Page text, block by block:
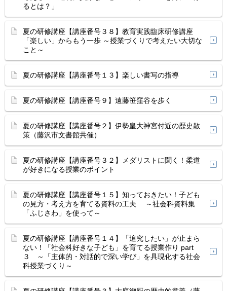
るとは？」
夏の研修講座【講座番号３８】教育実践臨床研修講座
「楽しい」からもう一歩 ～授業づくりで考えたい大切な
こと～
夏の研修講座【講座番号１３】楽しい書写の指導
夏の研修講座【講座番号９】遠藤笹窪谷を歩く
夏の研修講座【講座番号２】伊勢皇大神宮付近の歴史散
策（藤沢市文書館共催）
夏の研修講座【講座番号３２】メダリストに聞く！柔道
が好きになる授業のポイント
夏の研修講座【講座番号１５】知っておきたい！子ども
の見方・考え方を育てる資料の工夫 ～社会科資料集
「ふじさわ」を使って～
夏の研修講座【講座番号１４】「追究したい」が止まら
ない！「社会科好きな子ども」を育てる授業作り part
３ ～「主体的・対話的で深い学び」を具現化する社会
科授業づくり～